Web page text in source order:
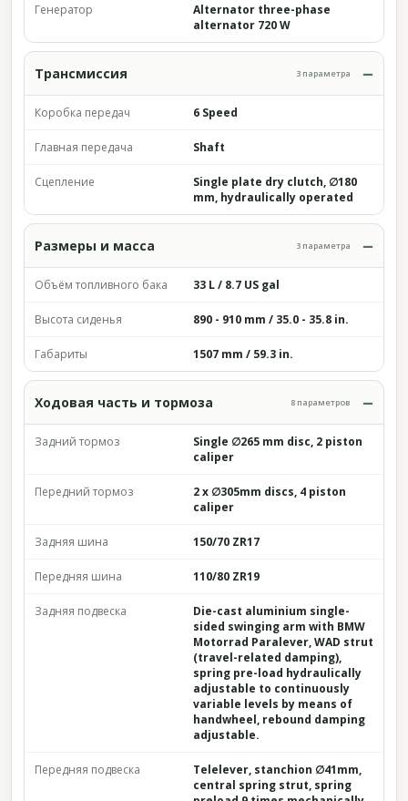
Генератор
Alternator three-phase
alternator 720 W
Трансмиссия 3 параметра
Коробка передач 6 Speed
Главная передача Shaft
Сцепление
Single plate dry clutch, ∅180
mm, hydraulically operated
Размеры и масса 3 параметра
Объём топливного бака 33 L / 8.7 US gal
Высота сиденья 890 - 910 mm / 35.0 - 35.8 in.
Габариты 1507 mm / 59.3 in.
Ходовая часть и тормоза 8 параметров
Задний тормоз
Single ∅265 mm disc, 2 piston
caliper
Передний тормоз
2 x ∅305mm discs, 4 piston
caliper
Задняя шина 150/70 ZR17
Передняя шина 110/80 ZR19
Задняя подвеска
Die-cast aluminium single-
sided swinging arm with BMW
Motorrad Paralever, WAD strut
(travel-related damping),
spring pre-load hydraulically
adjustable to continuously
variable levels by means of
handwheel, rebound damping
adjustable.
Передняя подвеска
Telelever, stanchion ∅41mm,
central spring strut, spring